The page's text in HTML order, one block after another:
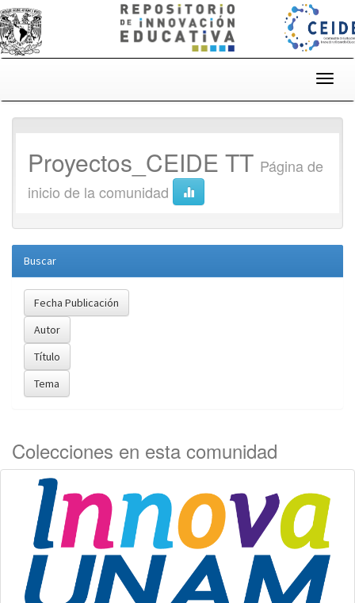
Proyectos_CEIDE TT Página de
inicio de la comunidad
Buscar
Colecciones en esta comunidad